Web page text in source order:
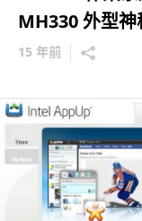
MH330 外型神
15 年前